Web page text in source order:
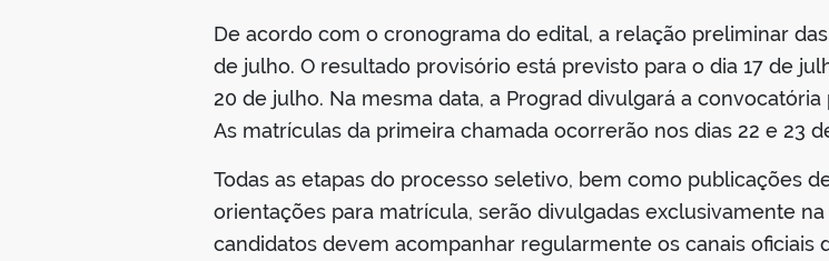
De acordo com o cronograma do edital, a relação preliminar
de julho. O resultado provisório está previsto para o dia 17 de
20 de julho. Na mesma data, a Prograd divulgará a
As matrículas da primeira chamada ocorrerão nos dias 22 e 23
Todas as etapas do processo seletivo, bem como publicações
orientações para matrícula, serão divulgadas exclusivamente
candidatos devem acompanhar regularmente os canais oficiais